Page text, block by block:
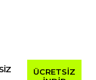
ÜCRETSİZ